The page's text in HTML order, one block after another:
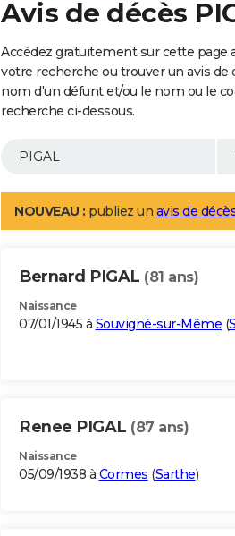
Avis de décès
Accédez gratuitement sur cette page
votre recherche ou trouver un avis de
nom d'un défunt et/ou le nom ou le
recherche ci-dessous.
NOUVEAU : publiez un avis de
Bernard PIGAL (81 ans)
Naissance
07/01/1945 à Souvigné-sur-Même (
Renee PIGAL (87 ans)
Naissance
05/09/1938 à Cormes (Sarthe)